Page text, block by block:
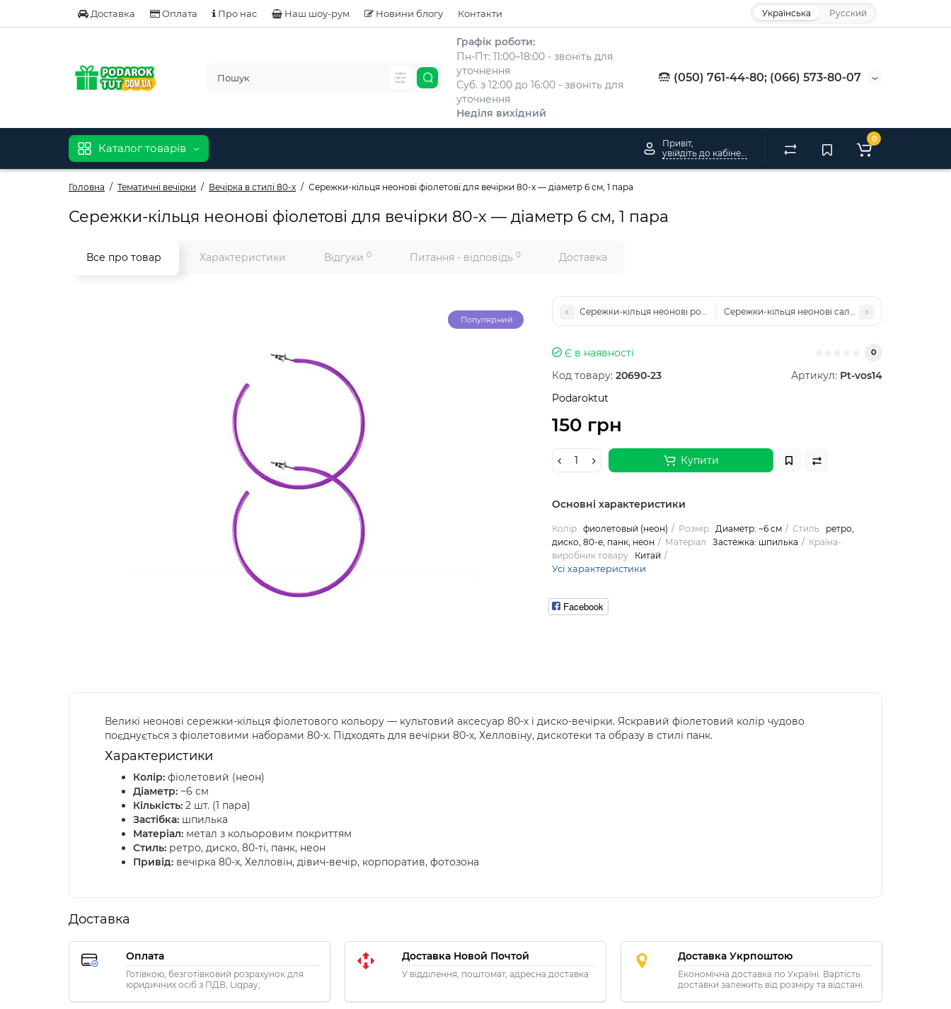
Доставка Оплата Про нас Наш шоу-рум Новини блогу Контакти Українська Русский
Графік роботи:
Пн-Пт: 11:00–18:00 - звоніть для
уточнення
Суб. з 12:00 до 16:00 - звоніть для
уточнення
Неділя вихідний
(050) 761-44-80; (066) 573-80-07
Каталог товарів
Привіт,
0
Головна Тематичні вечірки Вечірка в стилі 80-х Сережки-кільця неонові фіолетові для вечірки 80-х — діаметр 6 см, 1 пара
Сережки-кільця неонові фіолетові для вечірки 80-х — діаметр 6 см, 1 пара
Все про товар Характеристики Відгуки 0 Питання - відповідь 0 Доставка
Популярний
Сережки-кільця неонові рожеві для вечірки 80-х — діаметр 6 см, 1 пара
Сережки-кільця неонові салатові для вечірки 80-х
Є в наявності 0
Код товару: 20690-23 Артикул: Pt-vos14
Podaroktut
150 грн
Купити
Основні характеристики
Колір фиолетовый (неон) Розмір Диаметр: ~6 см Стиль
ретро,
диско, 80-е, панк, неон
Матеріал Застёжка: шпилька
Країна-
виробник товару
Китай
Усі характеристики
Facebook
Великі неонові сережки-кільця фіолетового кольору — культовий аксесуар 80-х і диско-вечірки. Яскравий фіолетовий колір чудово
поєднується з фіолетовими наборами 80-х. Підходять для вечірки 80-х, Хелловіну, дискотеки та образу в стилі панк.
Характеристики
Колір: фіолетовий (неон)
Діаметр: ~6 см
Кількість: 2 шт. (1 пара)
Застібка: шпилька
Матеріал: метал з кольоровим покриттям
Стиль: ретро, диско, 80-ті, панк, неон
Привід: вечірка 80-х, Хелловін, дівич-вечір, корпоратив, фотозона
Доставка
Оплата
Готівкою, безготівковий розрахунок для
юридичних осіб з ПДВ, Liqpay,
Visa/MasterCard, Privat24
Доставка Новой Почтой
У відділення, поштомат, адресна доставка
Доставка Укрпоштою
Економічна доставка по Україні. Вартість
доставки залежить від розміру та відстані.